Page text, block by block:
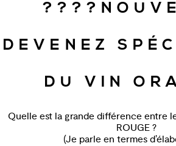
DEVENEZ
DU VIN
Quelle est la grande différence entre
ROUGE ?
(Je parle en termes